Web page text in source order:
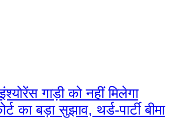
गाड़ी को नहीं मिलेगा
का बड़ा सुझाव, थर्ड-पार्टी बीमा